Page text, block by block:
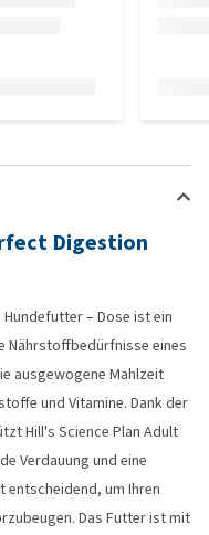
Digestion
– Dose ist ein
Nährstoffbedürfnisse eines
ausgewogene Mahlzeit
und Vitamine. Dank der
Hill's Science Plan Adult
Verdauung und eine
um Ihren
Das Futter ist mit